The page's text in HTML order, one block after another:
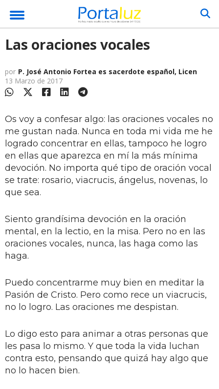
Las oraciones vocales
por P. José Antonio Fortea es sacerdote español, Licen
13 Marzo de 2017
Os voy a confesar algo: las oraciones vocales no
me gustan nada. Nunca en toda mi vida me he
logrado concentrar en ellas, tampoco he logro
en ellas que aparezca en mí la más mínima
devoción. No importa qué tipo de oración vocal
se trate: rosario, viacrucis, ángelus, novenas, lo
que sea.
Siento grandísima devoción en la oración
mental, en la lectio, en la misa. Pero no en las
oraciones vocales, nunca, las haga como las
haga.
Puedo concentrarme muy bien en meditar la
Pasión de Cristo. Pero como rece un viacrucis,
no lo logro. Las oraciones me despistan.
Lo digo esto para animar a otras personas que
les pasa lo mismo. Y que toda la vida luchan
contra esto, pensando que quizá hay algo que
no lo hacen bien.